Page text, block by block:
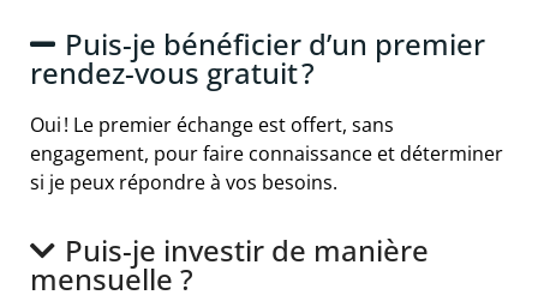
Puis-je bénéficier d’un premier
rendez-vous gratuit ?
Oui ! Le premier échange est offert, sans
engagement, pour faire connaissance et déterminer
si je peux répondre à vos besoins.
Puis-je investir de manière
mensuelle ?